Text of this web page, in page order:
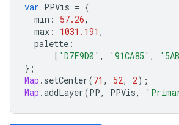
var PPVis = {
min : 57.26,
max : 1031.191 ,
palette :
[ 'D7F9D0' , '91CA85' ,
};
Map . setCenter(71 , 52, 2);
Map .addLayer(PP, PPVis,